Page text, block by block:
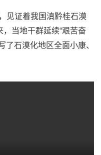
见证着我国滇黔桂石漠
当地干群延续“艰苦奋
了石漠化地区全面小康、